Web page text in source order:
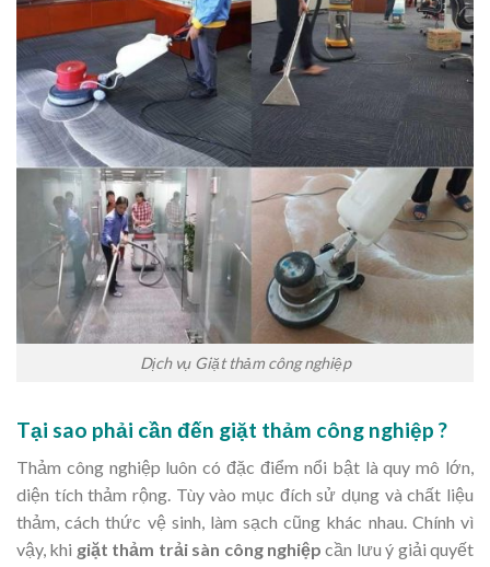
Dịch vụ Giặt thảm công nghiệp
Tại sao phải cần đến giặt thảm công nghiệp ?
Thảm công nghiệp luôn có đặc điểm nổi bật là quy mô lớn,
diện tích thảm rộng. Tùy vào mục đích sử dụng và chất liệu
thảm, cách thức vệ sinh, làm sạch cũng khác nhau. Chính vì
vậy, khi giặt thảm trải sàn công nghiệp cần lưu ý giải quyết